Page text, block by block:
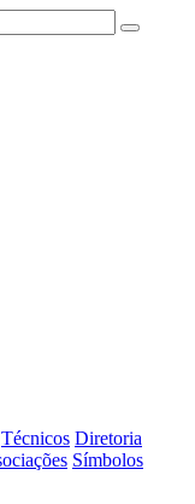
Técnicos Diretoria
Símbolos